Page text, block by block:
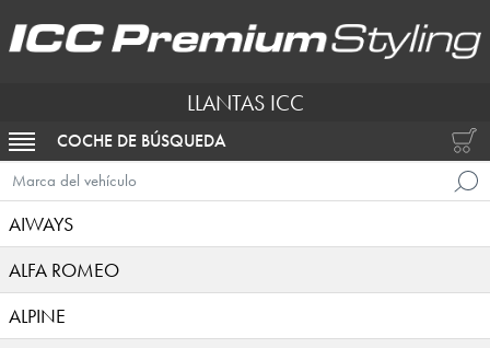
LLANTAS ICC
ACTIVAR NAVEGACIÓN
COCHE DE BÚSQUEDA
Marca del vehículo
AIWAYS
ALFA ROMEO
ALPINE